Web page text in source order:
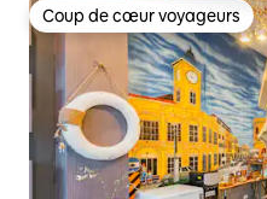
Coup de cœur voyageurs
Coup de cœur voyageurs